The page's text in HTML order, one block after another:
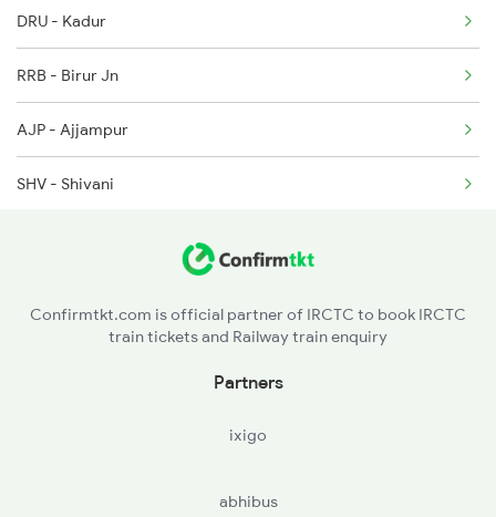
56520 Seat Availability
17392 Seat Availability
16548 Seat Availability
DRU - Kadur
RRB - Birur Jn
AJP - Ajjampur
SHV - Shivani
HLK - Holalkere
Confirmtkt.com is official partner of IRCTC to book IRCTC
train tickets and Railway train enquiry
Partners
ixigo
abhibus